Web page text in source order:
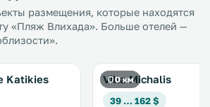
размещения, которые находятся
«Пляж Влихада». Больше отелей —
Katikies 0 км
Villa Michalis
39 … 162 $